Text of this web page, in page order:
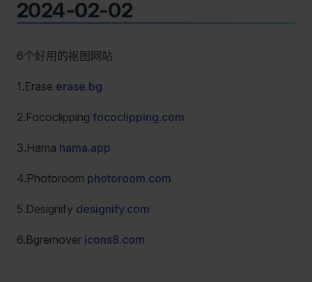
2024-02-02
6个好用的抠图网站
1.Erase erase.bg
2.Fococlipping fococlipping.com
3.Hama hama.app
4.Photoroom photoroom.com
5.Designify designify.com
6.Bgremover icons8.com